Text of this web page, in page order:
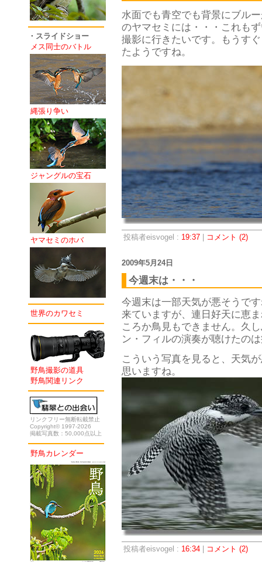
・スライドショー
メス同士のバトル
縄張り争い
ジャングルの宝石
ヤマセミのホバ
世界のカワセミ
野鳥撮影の道具
野鳥関連リンク
リンクフリー無断転載禁止
Copyright© 1997-2026
掲載写真数：50,000点以上
野鳥カレンダー
水面でも青空でも背景にブル
のヤマセミには・・・これも
撮影に行きたいです。もうす
たようですね。
投稿者eisvogel : 19:37| コメント (2)
2009年5月24日
今週末は・・・
今週末は一部天気が悪そうで
来ていますが、連日好天に恵
ころか鳥見もできません。久
ン・フィルの演奏が聴けたの
こういう写真を見ると、天気
思いますね。
投稿者eisvogel : 16:34| コメント (2)